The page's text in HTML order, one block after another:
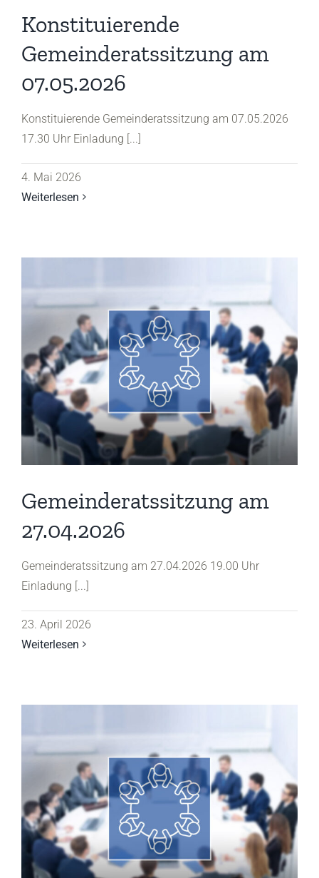
Konstituierende
Gemeinderatssitzung am
07.05.2026
Konstituierende Gemeinderatssitzung am 07.05.2026
17.30 Uhr Einladung [...]
4. Mai 2026
Weiterlesen
Gemeinderatssitzung am
27.04.2026
Gemeinderatssitzung am 27.04.2026 19.00 Uhr
Einladung [...]
23. April 2026
Weiterlesen